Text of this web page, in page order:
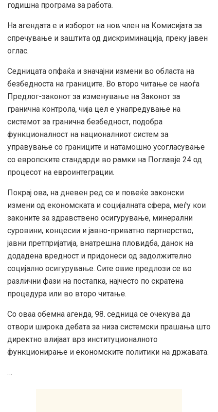
годишна програма за работа.
На агендата е и изборот на нов член на Комисијата за
спречување и заштита од дискриминација, преку јавен
оглас.
Седницата опфаќа и значајни измени во областа на
безбедноста на границите. Во второ читање се наоѓа
Предлог-законот за изменување на Законот за
гранична контрола, чија цел е унапредување на
системот за гранична безбедност, подобра
функционалност на националниот систем за
управување со границите и натамошно усогласување
со европските стандарди во рамки на Поглавје 24 од
процесот на евроинтеграции.
Покрај ова, на дневен ред се и повеќе законски
измени од економската и социјалната сфера, меѓу кои
законите за здравствено осигурување, минерални
суровини, концесии и јавно-приватно партнерство,
јавни претпријатија, внатрешна пловидба, данок на
додадена вредност и придонеси од задолжително
социјално осигурување. Сите овие предлози се во
различни фази на постапка, најчесто по скратена
процедура или во второ читање.
Со оваа обемна агенда, 98. седница се очекува да
отвори широка дебата за низа системски прашања што
директно влијаат врз институционалното
функционирање и економските политики на државата.
…